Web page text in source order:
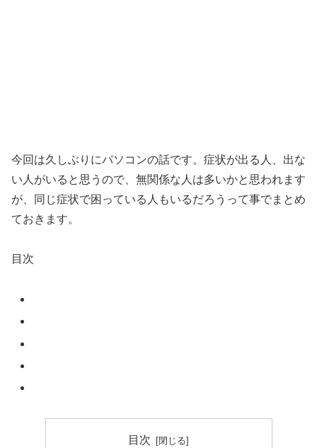
今回は久しぶりにパソコンの話です。症状が出る人、出な
い人がいると思うので、無関係な人は多いかと思われます
が、同じ症状で困っている人もいるだろうって事でまとめ
ておきます。
目次
目次